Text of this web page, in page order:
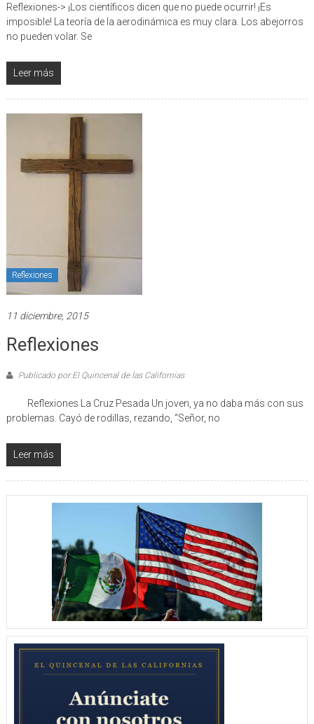
Reflexiones-> ¡Los científicos dicen que no puede ocurrir! ¡Es
imposible! La teoría de la aerodinámica es muy clara. Los abejorros
no pueden volar. Se
Leer más
Reflexiones
11 diciembre, 2015
Reflexiones
Publicado por:El Quincenal de las Californias
Reflexiones La Cruz Pesada Un joven, ya no daba más con sus
problemas. Cayó de rodillas, rezando, “Señor, no
Leer más